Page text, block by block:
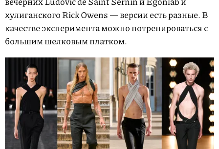
хулиганского Rick Owens — версии есть разные. В
качестве эксперимента можно потренироваться с
большим шелковым платком.